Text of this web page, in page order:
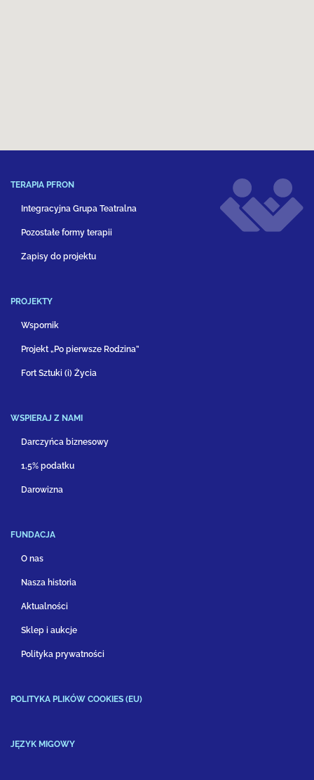
TERAPIA PFRON
Integracyjna Grupa Teatralna
Pozostałe formy terapii
Zapisy do projektu
PROJEKTY
Wspornik
Projekt „Po pierwsze Rodzina”
Fort Sztuki (i) Życia
WSPIERAJ Z NAMI
Darczyńca biznesowy
1,5% podatku
Darowizna
FUNDACJA
O nas
Nasza historia
Aktualności
Sklep i aukcje
Polityka prywatności
POLITYKA PLIKÓW COOKIES (EU)
JĘZYK MIGOWY